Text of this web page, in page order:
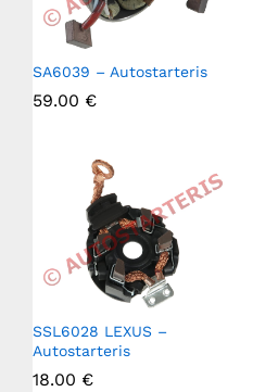
SA6039 – Autostarteris
59.00 €
SSL6028 LEXUS –
Autostarteris
18.00 €